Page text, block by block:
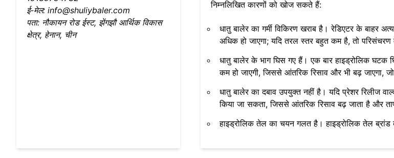
ई-मेल: info@shuliybaler.com
पता: नौकायन रोड ईस्ट, झेंगझौ आर्थिक विकास
क्षेत्र, हेनान, चीन
निम्नलिखित कारणों को खोज सकते हैं:
धातु बालेर का गर्मी विकिरण खराब है। रेडिएटर के बाहर
अधिक हो जाएगा; यदि तरल स्तर बहुत कम है, तो
धातु बालेर के भाग घिस गए हैं। एक बार हाइड्रोलिक घटक
कम हो जाएगी, जिससे आंतरिक रिसाव और भी बढ़ जाएगा,
धातु बालेर का दबाव उपयुक्त नहीं है। यदि प्रेशर रिलीज
किया जा सकता, जिससे आंतरिक रिसाव बढ़ जाता है और
हाइड्रोलिक तेल का चयन गलत है। हाइड्रोलिक तेल